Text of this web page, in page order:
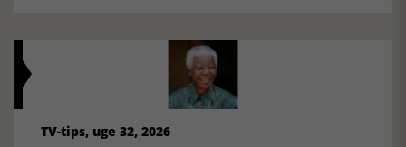
TV-tips, uge 32, 2026